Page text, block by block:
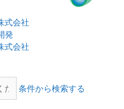
条件から検索する